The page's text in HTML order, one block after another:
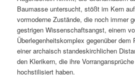
Baumasse untersucht, stößt im Kern
vormoderne Zustände, die noch immer
gestrigen Wissenschaftsangst, einem
Überlegenheitskomplex gegenüber
einer archaisch standeskirchlichen
den Klerikern, die ihre
hochstilisiert haben.